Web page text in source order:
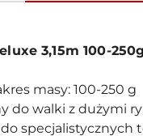
3,15m 100-250g
masy: 100-250 g
do walki z dużymi
specjalistycznych